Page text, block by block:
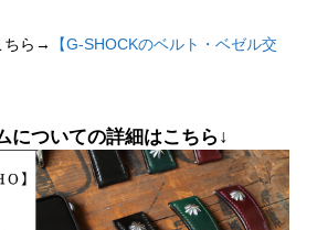
ちら→
【G-SHOCKのベルト・ベゼル交
についての詳細はこちら↓